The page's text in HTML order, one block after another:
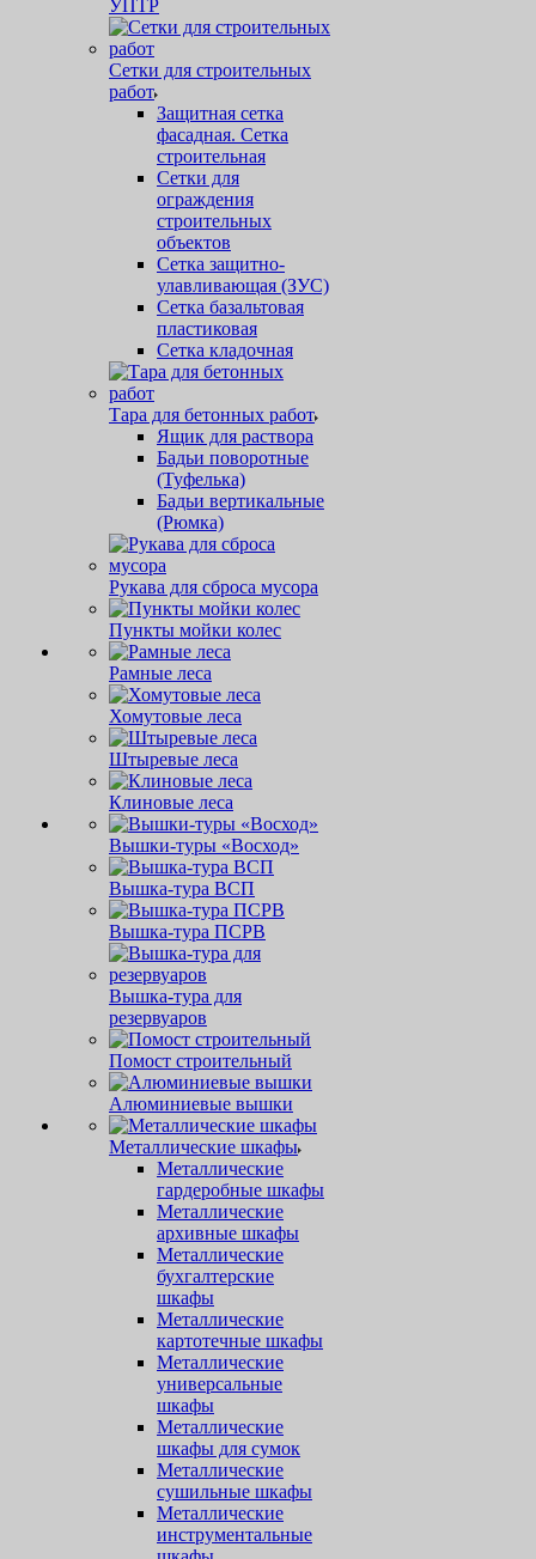
УПТР
Сетки для строительных
работ
Защитная cетка
фасадная. Сетка
строительная
Сетки для
ограждения
строительных
объектов
Сетка защитно-
улавливающая (ЗУС)
Сетка базальтовая
пластиковая
Сетка кладочная
Тара для бетонных работ
Ящик для раствора
Бадьи поворотные
(Туфелька)
Бадьи вертикальные
(Рюмка)
Рукава для сброса мусора
Пункты мойки колес
Рамные леса
Хомутовые леса
Штыревые леса
Клиновые леса
Вышки-туры «Восход»
Вышка-тура ВСП
Вышка-тура ПСРВ
Вышка-тура для
резервуаров
Помост строительный
Алюминиевые вышки
Металлические шкафы
Металлические
гардеробные шкафы
Металлические
архивные шкафы
Металлические
бухгалтерские
шкафы
Металлические
картотечные шкафы
Металлические
универсальные
шкафы
Металлические
шкафы для сумок
Металлические
сушильные шкафы
Металлические
инструментальные